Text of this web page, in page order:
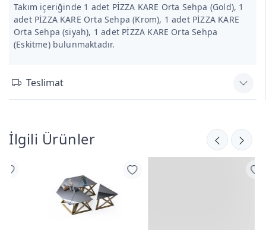
Takım içeriğinde 1 adet PİZZA KARE Orta Sehpa (Gold), 1
adet PİZZA KARE Orta Sehpa (Krom), 1 adet PİZZA KARE
Orta Sehpa (siyah), 1 adet PİZZA KARE Orta Sehpa
(Eskitme) bulunmaktadır.
Teslimat
İlgili Ürünler